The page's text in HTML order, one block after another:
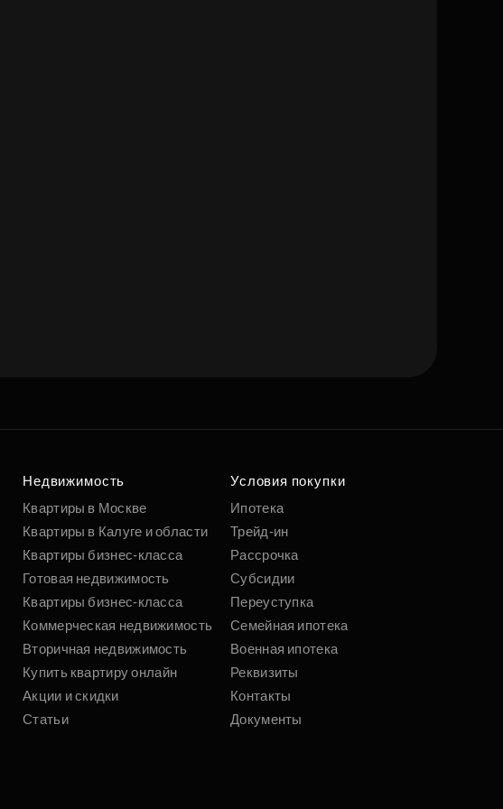
Недвижимость
Квартиры в Москве
Квартиры в Калуге и области
Квартиры бизнес-класса
Готовая недвижимость
Квартиры бизнес-класса
Коммерческая недвижимость
Вторичная недвижимость
Купить квартиру онлайн
Акции и скидки
Статьи
Условия покупки
Ипотека
Трейд-ин
Рассрочка
Субсидии
Переуступка
Семейная ипотека
Военная ипотека
Реквизиты
Контакты
Документы